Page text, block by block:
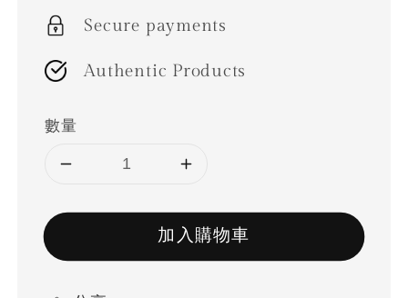
Secure payments
Authentic Products
數量
加入購物車